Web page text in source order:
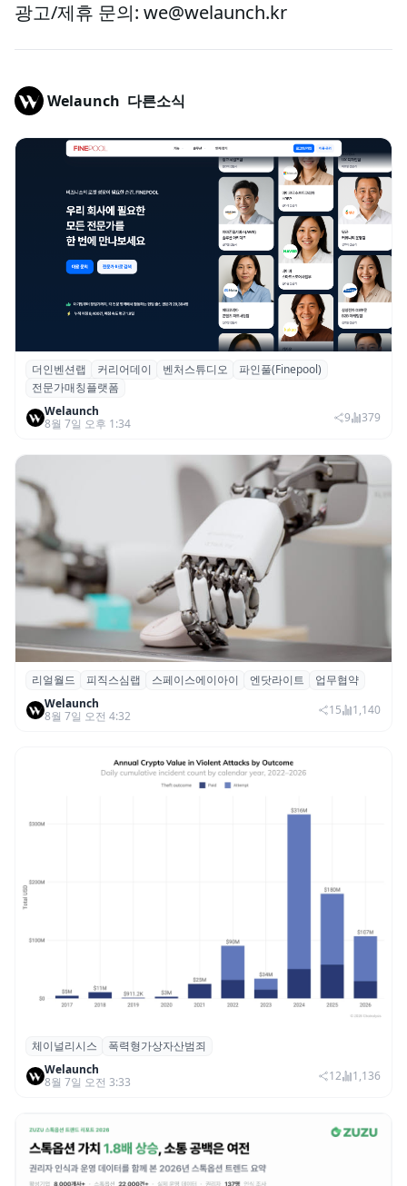
광고/제휴 문의: we@welaunch.kr
Welaunch 다른소식
더인벤션랩·커리어데이, 스타트업 전문가 매
칭 플랫폼 ‘파인풀’ 출시
더인벤션랩 커리어데이 벤처스튜디오
파인풀(Finepool)
전문가매칭플랫폼
Welaunch
8월 7일 오후 1:34
9 379
리얼월드, 로봇테크 스타트업 3곳과 손잡고
휴머노이드 표준 만든다
리얼월드 피직스심랩 스페이스에이아이 엔닷라이트
업무협약
Welaunch
8월 7일 오전 4:32
15 1,140
체이널리시스 “가상자산 보유자 대상 폭력
범죄 증가…상반기 탈취액 3000만 달러 돌파
체이널리시스
폭력형가상자산범죄
Welaunch
8월 7일 오전 3:33
12 1,136